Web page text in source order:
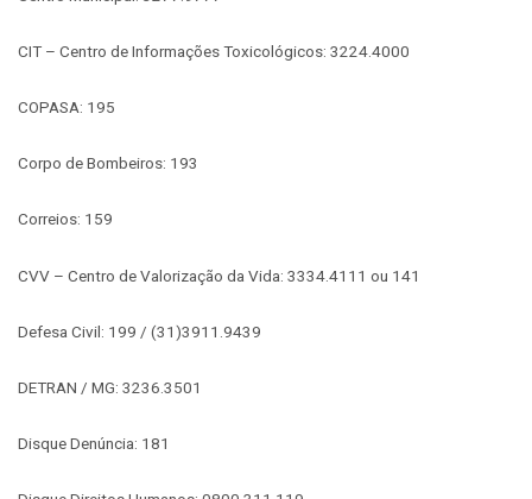
CIT – Centro de Informações Toxicológicos: 3224.4000
COPASA: 195
Corpo de Bombeiros: 193
Correios: 159
CVV – Centro de Valorização da Vida: 3334.4111 ou 141
Defesa Civil: 199 / (31)3911.9439
DETRAN / MG: 3236.3501
Disque Denúncia: 181